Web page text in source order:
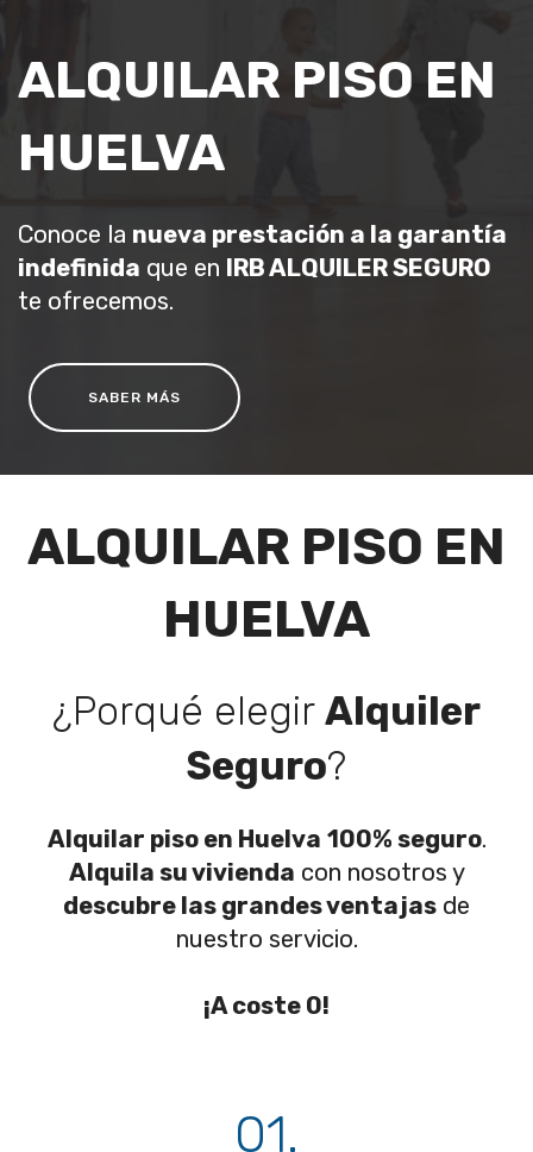
ALQUILAR PISO EN
HUELVA
Conoce la nueva prestación a la garantía
indefinida que en IRB ALQUILER SEGURO
te ofrecemos.
SABER MÁS
ALQUILAR PISO EN
HUELVA
¿Porqué elegir Alquiler
Seguro?
Alquilar piso en Huelva 100% seguro.
Alquila su vivienda con nosotros y
descubre las grandes ventajas de
nuestro servicio.
¡A coste 0!
01.